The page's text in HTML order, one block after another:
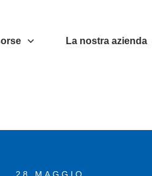
La nostra azienda
28 MAGGIO